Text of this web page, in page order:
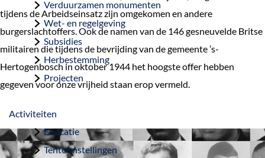
Verduurzamen monumenten
Wet- en regelgeving
Subsidies
Herbestemming
Projecten
Activiteiten
Educatie
Tentoonstellingen
tijdens de Arbeidseinsatz zijn omgekomen en andere
burgerslachtoffers. Ook de namen van de 146 gesneuvelde Britse
militairen die tijdens de bevrijding van de gemeente ’s-
Hertogenbosch in oktober 1944 het hoogste offer hebben
gegeven voor onze vrijheid staan erop vermeld.